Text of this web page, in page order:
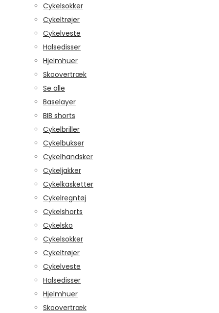
Cykelsokker
Cykeltrøjer
Cykelveste
Halsedisser
Hjelmhuer
Skoovertræk
Se alle
Baselayer
BIB shorts
Cykelbriller
Cykelbukser
Cykelhandsker
Cykeljakker
Cykelkasketter
Cykelregntøj
Cykelshorts
Cykelsko
Cykelsokker
Cykeltrøjer
Cykelveste
Halsedisser
Hjelmhuer
Skoovertræk